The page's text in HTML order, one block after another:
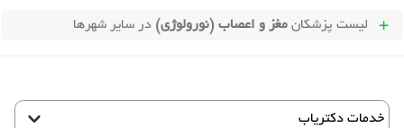
لیست پزشکان مغز و اعصاب (نورولوژی) در سایر شهرها
خدمات دکتریاب